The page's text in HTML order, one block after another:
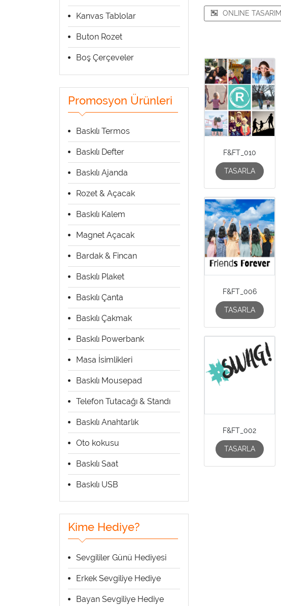
Kanvas Tablolar
Buton Rozet
Boş Çerçeveler
Promosyon Ürünleri
Baskılı Termos
Baskılı Defter
Baskılı Ajanda
Rozet & Açacak
Baskılı Kalem
Magnet Açacak
Bardak & Fincan
Baskılı Plaket
Baskılı Çanta
Baskılı Çakmak
Baskılı Powerbank
Masa İsimlikleri
Baskılı Mousepad
Telefon Tutacağı & Standı
Baskılı Anahtarlık
Oto kokusu
Baskılı Saat
Baskılı USB
Kime Hediye?
Sevgililer Günü Hediyesi
Erkek Sevgiliye Hediye
Bayan Sevgiliye Hediye
ONLINE TASARIM
F&FT_010
TASARLA
F&FT_006
TASARLA
F&FT_002
TASARLA